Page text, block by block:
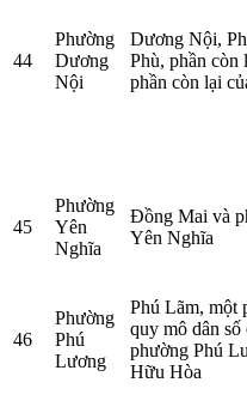
44
Phường
Dương
Nội
Dương Nội,
Phù, phần
phần còn lại
45
Phường
Yên
Nghĩa
Đồng Mai và
Yên Nghĩa
46
Phường
Phú
Lương
Phú Lãm, một
quy mô dân
phường Phú
Hữu Hòa